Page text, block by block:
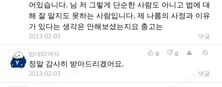
어있습니다. 님 저 그렇게 단순한 사람도 아니고 법에 대
해 잘 알지도 못하는 사람입니다. 제 나름의 사정과 이유
가 있다는 생각은 안해보셨는지요 충고는
2013-02-03 댓글
법대02여자 0 0
정말 감사히 받아드리겠어요.
2013-02-03 댓글